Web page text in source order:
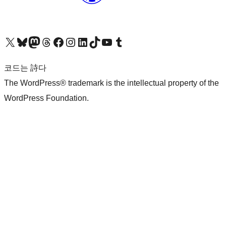
X(이전 트위터) 계정 방문하기블루스카이 계정 방문하기마스토돈 계정 방문하기스레드 계정 방문하기 페이스북 페이지 방문하기인스타그램 계정 방문하기 LinkedIn 계정 방문하기틱톡 계정 방문하기유튜브 채널 방문하기 텀블러 계정 방문하기
코드는 詩다
The WordPress® trademark is the intellectual property of the
WordPress Foundation.